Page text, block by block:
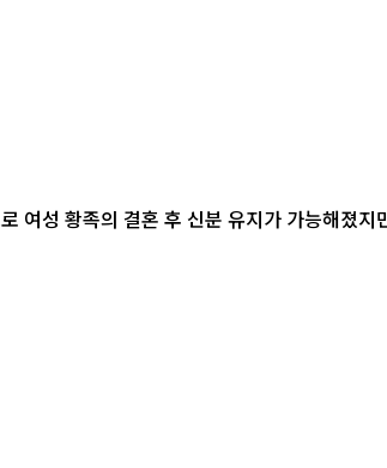
여성 황족의 결혼 후 신분 유지가 가능해졌